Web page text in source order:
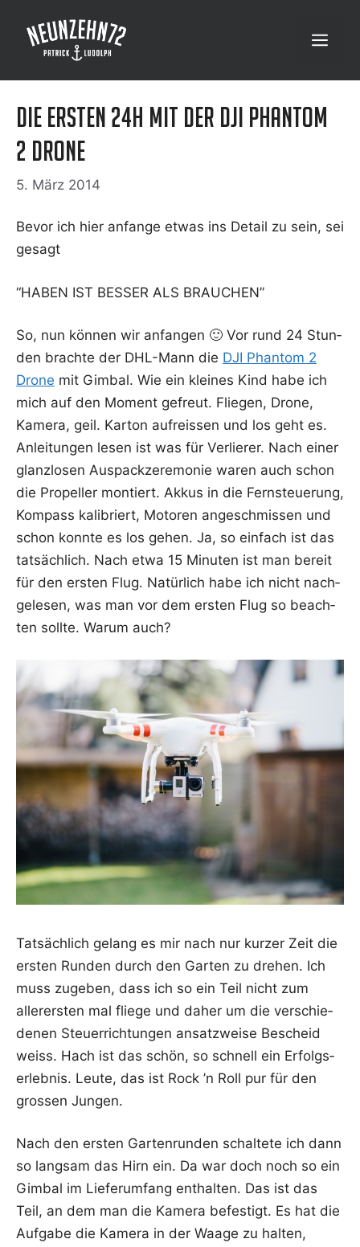
Inhalt
springen
Menü
Die ersten 24h mit der DJI Phantom
2 Drone
5. März 2014
Bevor ich hier anfan­ge etwas ins Detail zu sein, sei
gesagt
“HABEN IST BESSER ALS BRAUCHEN”
So, nun kön­nen wir anfan­gen 🙂 Vor rund 24 Stun­
den brach­te der DHL-Mann die DJI Phan­tom 2
Dro­ne mit Gim­bal. Wie ein klei­nes Kind habe ich
mich auf den Moment gefreut. Flie­gen, Dro­ne,
Kame­ra, geil. Kar­ton auf­reis­sen und los geht es.
Anlei­tun­gen lesen ist was für Ver­lie­rer. Nach einer
glanz­lo­sen Aus­pack­ze­re­mo­nie waren auch schon
die Pro­pel­ler mon­tiert. Akkus in die Fern­steue­rung,
Kom­pass kali­briert, Moto­ren ange­schmis­sen und
schon konn­te es los gehen. Ja, so ein­fach ist das
tat­säch­lich. Nach etwa 15 Minu­ten ist man bereit
für den ers­ten Flug. Natür­lich habe ich nicht nach­
ge­le­sen, was man vor dem ers­ten Flug so beach­
ten soll­te. War­um auch?
Tat­säch­lich gelang es mir nach nur kur­zer Zeit die
ers­ten Run­den durch den Gar­ten zu dre­hen. Ich
muss zuge­ben, dass ich so ein Teil nicht zum
aller­ers­ten mal flie­ge und daher um die ver­schie­
de­nen Steu­er­rich­tun­gen ansatz­wei­se Bescheid
weiss. Hach ist das schön, so schnell ein Erfolgs­
er­leb­nis. Leu­te, das ist Rock ’n Roll pur für den
gros­sen Jungen.
Nach den ers­ten Gar­ten­run­den schal­te­te ich dann
so lang­sam das Hirn ein. Da war doch noch so ein
Gim­bal im Lie­fer­um­fang ent­hal­ten. Das ist das
Teil, an dem man die Kame­ra befes­tigt. Es hat die
Auf­ga­be die Kame­ra in der Waa­ge zu hal­ten,